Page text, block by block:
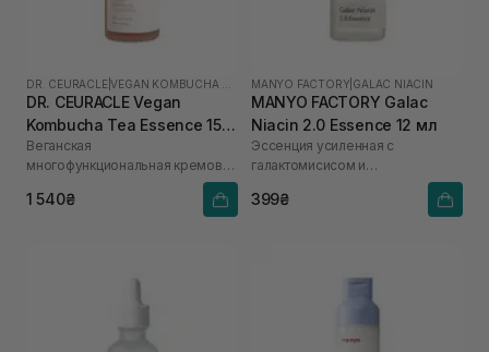
DR. CEURACLE |
DR. CEURACLE Vegan
Kombucha Tea Essence 150
мл
Веганская
многофункциональная кремовая
эссенция с экстрактом комбуча
и черного чая
1 540₴
MANYO FACTORY GALAC NIACIN
MANYO FACTORY Galac
Niacin 2.0 Essence 12 мл
Эссенция усиленная с
галактомисисом и
399₴